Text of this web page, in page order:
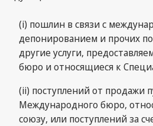
(i) пошлин в связи с
депонированием и прочих
другие услуги,
бюро и относящиеся к
(ii) поступлений от продажи
Международного бюро,
союзу, или поступлений за